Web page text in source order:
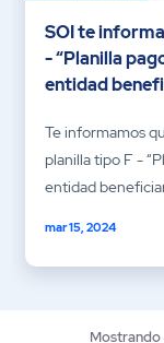
SOI te
- “Planilla
entidad
Te informamos
planilla tipo F -
entidad
mar 15, 2024
Mostrando